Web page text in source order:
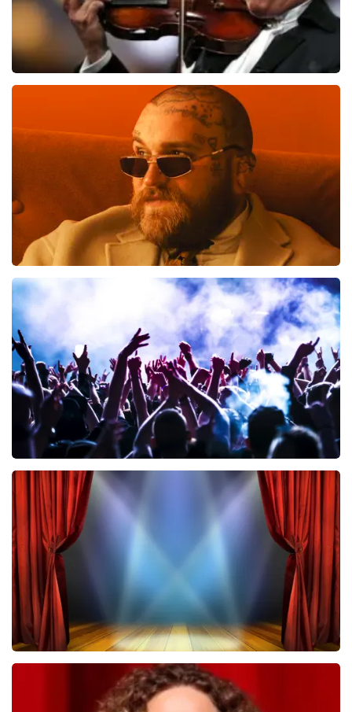
laatste 30 minuten
BESTEL NU
Teddy Swims
BESTEL NU
Megadeth
322 laatste 30 minuten
BESTEL NU
40 45 De Musical
laatste 30 minuten